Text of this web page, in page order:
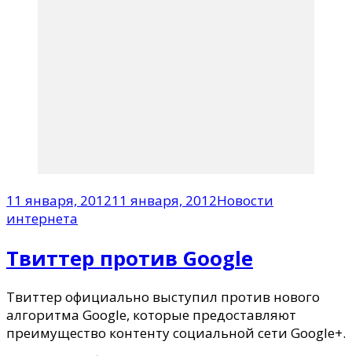
11 января, 201211 января, 2012Новости
интернета
Твиттер против Google
Твиттер официально выступил против нового
алгоритма Google, которые предоставляют
преимущество контенту социальной сети Google+.